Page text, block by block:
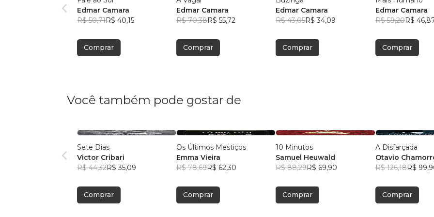
Edmar Camara
R$ 50,71R$ 40,15
Comprar
Edmar Camara
R$ 70,38R$ 55,72
Comprar
Edmar Camara
R$ 43,05R$ 34,09
Comprar
Edmar Camara
R$ 59,20R$
Comprar
Você também pode gostar de
Sete Dias
Victor Cribari
R$ 44,32R$ 35,09
Comprar
Os Últimos Mestiços
Emma Vieira
R$ 78,69R$ 62,30
Comprar
10 Minutos
Samuel Heuwald
R$ 88,29R$ 69,90
Comprar
A Disfarçada
Otavio
R$ 126,18R$
Comprar